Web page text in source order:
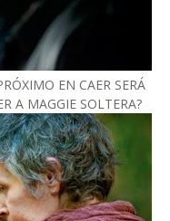
EN CAER SERÁ
A MAGGIE SOLTERA?